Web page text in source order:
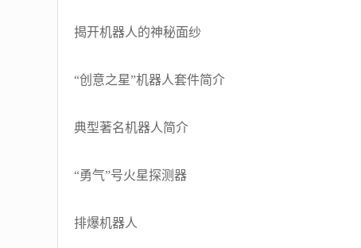
揭开机器人的神秘面纱
“创意之星”机器人套件简介
典型著名机器人简介
“勇气”号火星探测器
排爆机器人